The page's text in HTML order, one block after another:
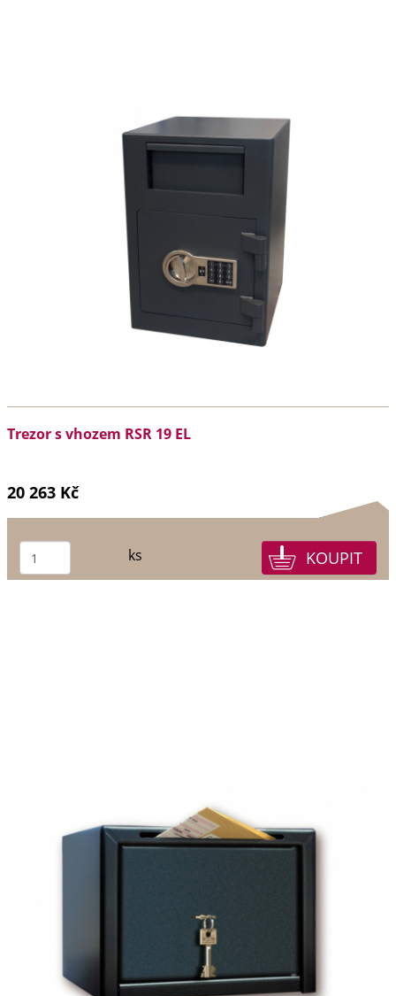
Trezor s vhozem RSR 19 EL
20 263 Kč
ks